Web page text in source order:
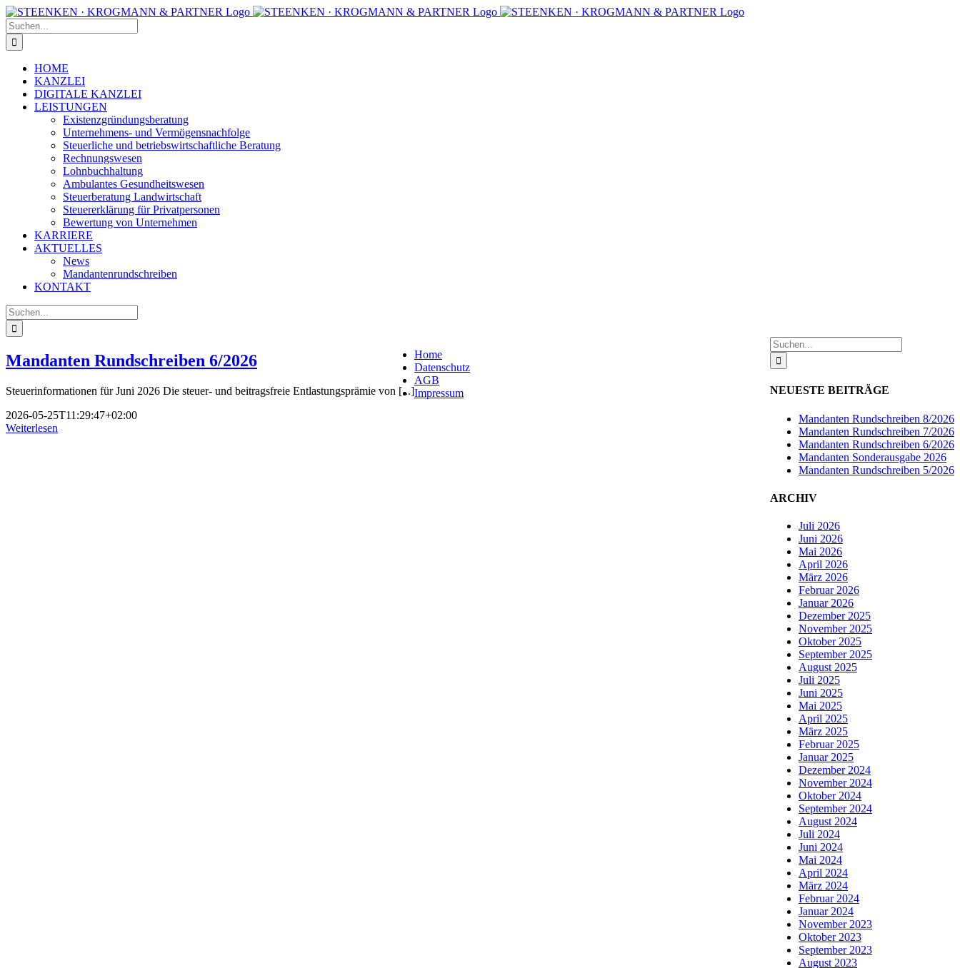
Zum
Inhalt
springen
Facebook
Instagram
Suche
nach:
HOME
KANZLEI
DIGITALE KANZLEI
LEISTUNGEN
Existenzgründungsberatung
Unternehmens- und Vermögensnachfolge
Steuerliche und betriebswirtschaftliche Beratung
Rechnungswesen
Lohnbuchhaltung
Ambulantes Gesundheitswesen
Steuerberatung Landwirtschaft
Steuererklärung für Privatpersonen
Bewertung von Unternehmen
KARRIERE
AKTUELLES
News
Mandantenrundschreiben
KONTAKT
Suche
nach:
Mandanten Rundschreiben 6/2026
Steuerinformationen für Juni 2026 Die steuer- und beitragsfreie Entlastungsprämie von [...]
2026-05-25T11:29:47+02:00
Weiterlesen
Suche
nach:
NEUESTE BEITRÄGE
Mandanten Rundschreiben 8/2026
Mandanten Rundschreiben 7/2026
Mandanten Rundschreiben 6/2026
Mandanten Sonderausgabe 2026
Mandanten Rundschreiben 5/2026
ARCHIV
Juli 2026
Juni 2026
Mai 2026
April 2026
März 2026
Februar 2026
Januar 2026
Dezember 2025
November 2025
Oktober 2025
September 2025
August 2025
Juli 2025
Juni 2025
Mai 2025
April 2025
März 2025
Februar 2025
Januar 2025
Dezember 2024
November 2024
Oktober 2024
September 2024
August 2024
Juli 2024
Juni 2024
Mai 2024
April 2024
März 2024
Februar 2024
Januar 2024
November 2023
Oktober 2023
September 2023
August 2023
Home
Datenschutz
AGB
Impressum